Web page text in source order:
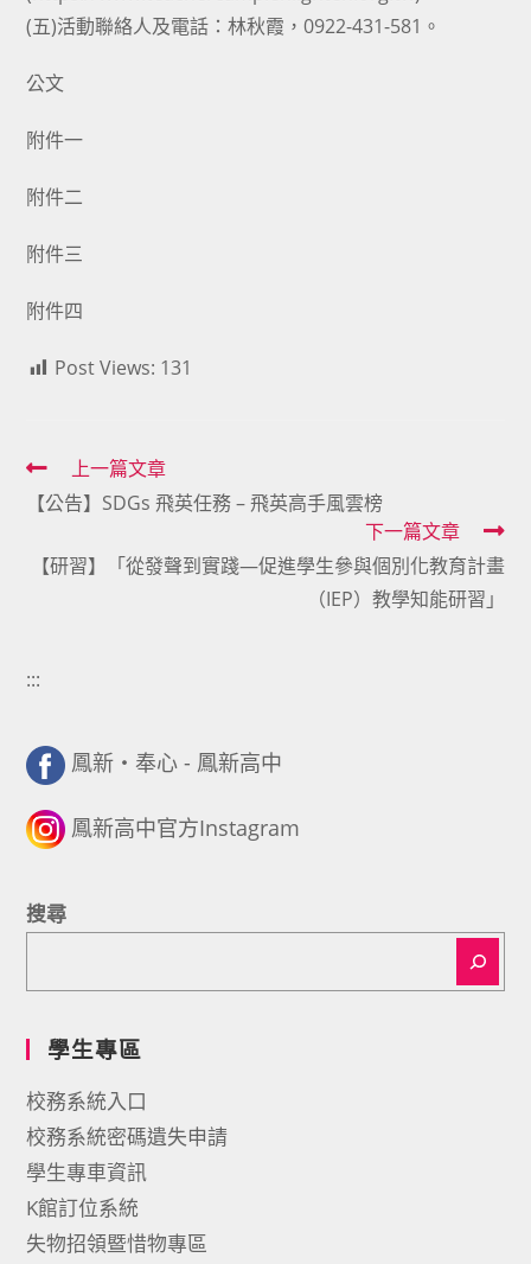
(五)活動聯絡人及電話：林秋霞，0922-431-581。
公文
附件一
附件二
附件三
附件四
Post Views: 131
Read
more
上一篇文章
【公告】SDGs 飛英任務 – 飛英高手風雲榜
下一篇文章
【研習】「從發聲到實踐—促進學生參與個別化教育計畫
（IEP）教學知能研習」
:::
鳳新・奉心 - 鳳新高中
鳳新高中官方Instagram
搜尋
學生專區
校務系統入口
校務系統密碼遺失申請
學生專車資訊
K館訂位系統
失物招領暨惜物專區